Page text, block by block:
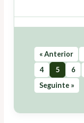
« Anterior
4
5 6
Seguinte »